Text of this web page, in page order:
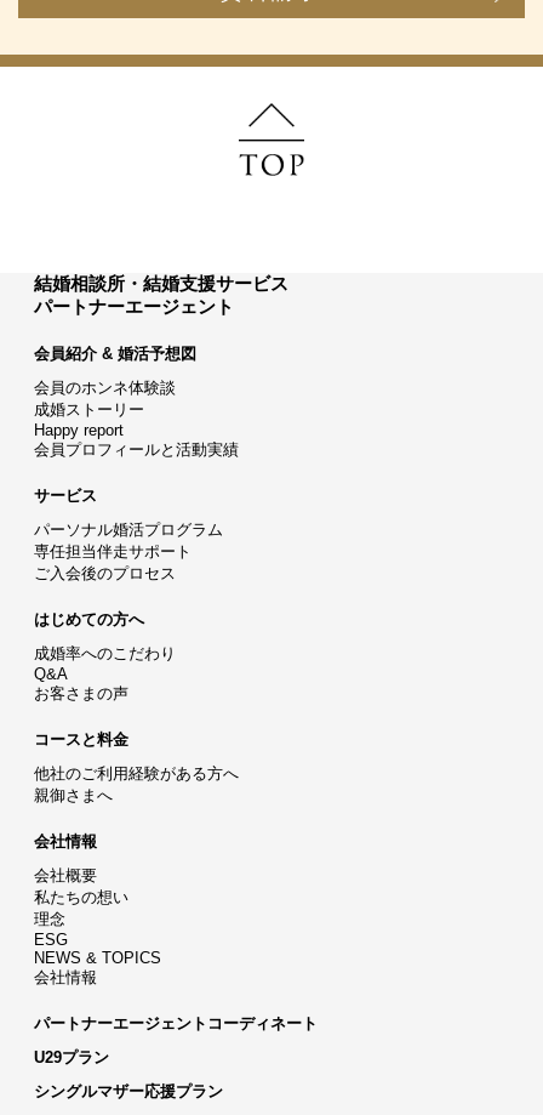
結婚相談所・結婚支援サービス
パートナーエージェント
会員紹介 & 婚活予想図
会員のホンネ体験談
成婚ストーリー
Happy report
会員プロフィールと活動実績
サービス
パーソナル婚活プログラム
専任担当伴走サポート
ご入会後のプロセス
はじめての方へ
成婚率へのこだわり
Q&A
お客さまの声
コースと料金
他社のご利用経験がある方へ
親御さまへ
会社情報
会社概要
私たちの想い
理念
ESG
NEWS & TOPICS
会社情報
パートナーエージェントコーディネート
U29プラン
シングルマザー応援プラン